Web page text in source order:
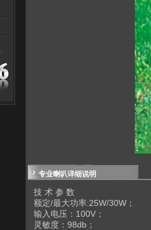
专业喇叭详细说明
技 术 参 数
额定/最大功率:25W/30W；
输入电压：100V；
灵敏度：98db；